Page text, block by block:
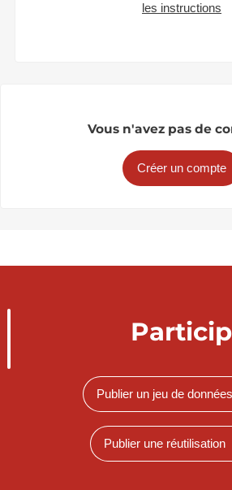
les instructions
Vous n'avez pas de
Créer un compte
Publier un jeu de données
Publier une réutilisation